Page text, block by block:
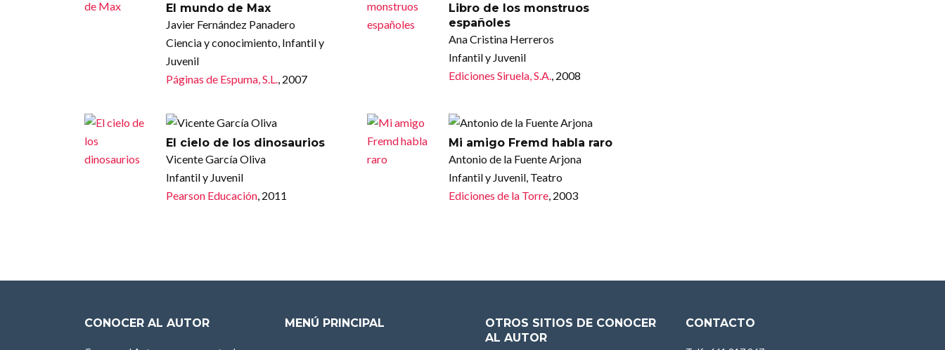
El mundo de Max
Javier Fernández Panadero
Ciencia y conocimiento, Infantil y
Juvenil
Páginas de Espuma, S.L., 2007
Libro de los monstruos
españoles
Ana Cristina Herreros
Infantil y Juvenil
Ediciones Siruela, S.A., 2008
El cielo de los dinosaurios
Vicente García Oliva
Infantil y Juvenil
Pearson Educación, 2011
Mi amigo Fremd habla raro
Antonio de la Fuente Arjona
Infantil y Juvenil, Teatro
Ediciones de la Torre, 2003
CONOCER AL AUTOR MENÚ PRINCIPAL
OTROS SITIOS DE CONOCER
AL AUTOR
CONTACTO